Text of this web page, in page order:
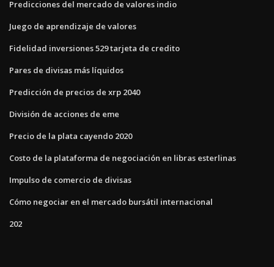
Predicciones del mercado de valores indio
Juego de aprendizaje de valores
Fidelidad inversiones 529 tarjeta de credito
Pares de divisas más líquidos
Predicción de precios de xrp 2040
División de acciones de eme
Precio de la plata cayendo 2020
Costo de la plataforma de negociación en libras esterlinas
Impulso de comercio de divisas
Cómo negociar en el mercado bursátil internacional
202